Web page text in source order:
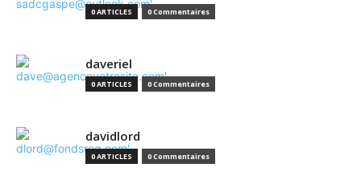
0 ARTICLES 0 Commentaires
daveriel
0 ARTICLES 0 Commentaires
davidlord
0 ARTICLES 0 Commentaires